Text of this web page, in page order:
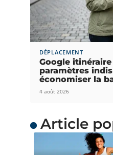
DÉPLACEMENT
Google itinéraire
paramètres
économiser la
4 août 2026
Article